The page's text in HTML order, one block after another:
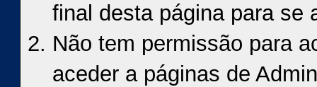
final desta página para se
Não tem permissão para
aceder a páginas de